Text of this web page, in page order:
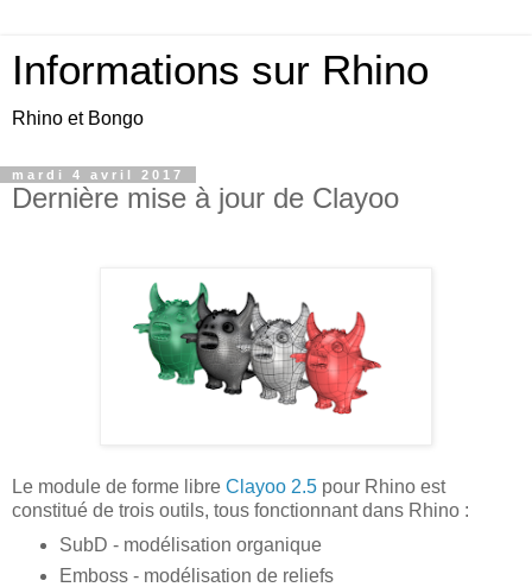
Informations sur Rhino
Rhino et Bongo
mardi 4 avril 2017
Dernière mise à jour de Clayoo
Le module de forme libre Clayoo 2.5 pour Rhino est
constitué de trois outils, tous fonctionnant dans Rhino :
SubD - modélisation organique
Emboss - modélisation de reliefs